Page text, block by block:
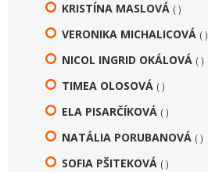
KRISTÍNA MASLOVÁ ( )
VERONIKA MICHALICOVÁ ( )
NICOL INGRID OKÁLOVÁ ( )
TIMEA OLOSOVÁ ( )
ELA PISARČÍKOVÁ ( )
NATÁLIA PORUBANOVÁ ( )
SOFIA PŠITEKOVÁ ( )